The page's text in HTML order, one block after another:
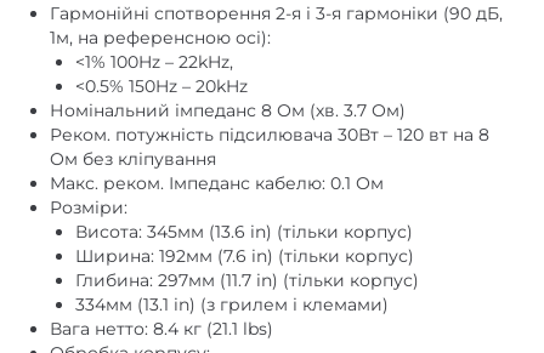
<1% 100Hz – 22kHz,
<0.5% 150Hz – 20kHz
Номінальний імпеданс 8 Ом (хв. 3.7 Ом)
Реком. потужність підсилювача 30Вт – 120 вт на 8
Ом без кліпування
Макс. реком. Імпеданс кабелю: 0.1 Ом
Розміри:
Висота: 345мм (13.6 in) (тільки корпус)
Ширина: 192мм (7.6 in) (тільки корпус)
Глибина: 297мм (11.7 in) (тільки корпус)
334мм (13.1 in) (з грилем і клемами)
Вага нетто: 8.4 кг (21.1 lbs)
Обробка корпусу:
Gloss Black (чорна полірована)